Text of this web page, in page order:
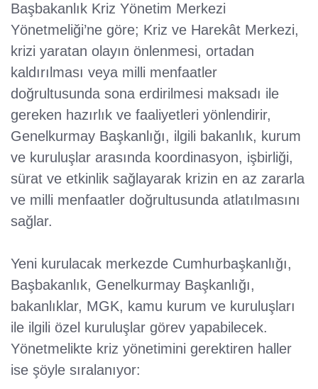
Başbakanlık Kriz Yönetim Merkezi
Yönetmeliği’ne göre; Kriz ve Harekât Merkezi,
krizi yaratan olayın önlenmesi, ortadan
kaldırılması veya milli menfaatler
doğrultusunda sona erdirilmesi maksadı ile
gereken hazırlık ve faaliyetleri yönlendirir,
Genelkurmay Başkanlığı, ilgili bakanlık, kurum
ve kuruluşlar arasında koordinasyon, işbirliği,
sürat ve etkinlik sağlayarak krizin en az zararla
ve milli menfaatler doğrultusunda atlatılmasını
sağlar.
Yeni kurulacak merkezde Cumhurbaşkanlığı,
Başbakanlık, Genelkurmay Başkanlığı,
bakanlıklar, MGK, kamu kurum ve kuruluşları
ile ilgili özel kuruluşlar görev yapabilecek.
Yönetmelikte kriz yönetimini gerektiren haller
ise şöyle sıralanıyor: